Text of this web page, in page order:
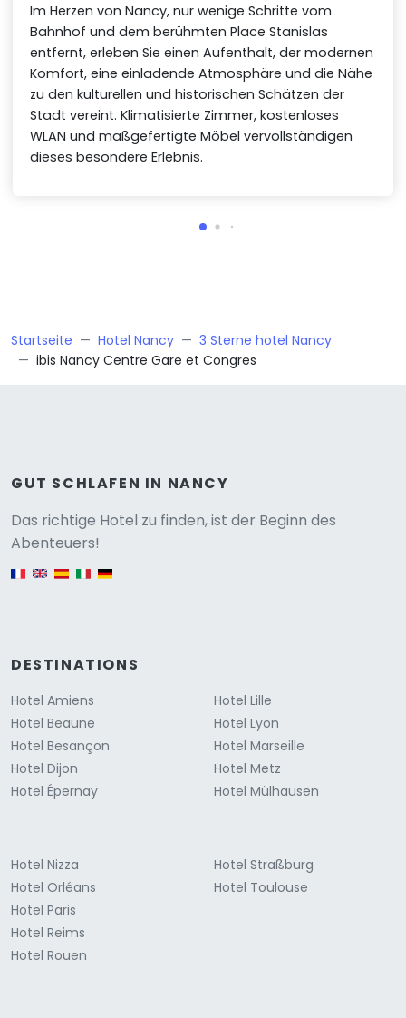
Im Herzen von Nancy, nur wenige Schritte vom
Bahnhof und dem berühmten Place Stanislas
entfernt, erleben Sie einen Aufenthalt, der modernen
Komfort, eine einladende Atmosphäre und die Nähe
zu den kulturellen und historischen Schätzen der
Stadt vereint. Klimatisierte Zimmer, kostenloses
WLAN und maßgefertigte Möbel vervollständigen
dieses besondere Erlebnis.
Startseite Hotel Nancy
3 Sterne hotel Nancy
ibis Nancy Centre Gare et Congres
GUT SCHLAFEN IN NANCY
Das richtige Hotel zu finden, ist der Beginn des
Abenteuers!
English version
DESTINATIONS
Hotel Amiens
Hotel Beaune
Hotel Besançon
Hotel Dijon
Hotel Épernay
Hotel Lille
Hotel Lyon
Hotel Marseille
Hotel Metz
Hotel Mülhausen
Hotel Nizza
Hotel Orléans
Hotel Paris
Hotel Reims
Hotel Rouen
Hotel Straßburg
Hotel Toulouse